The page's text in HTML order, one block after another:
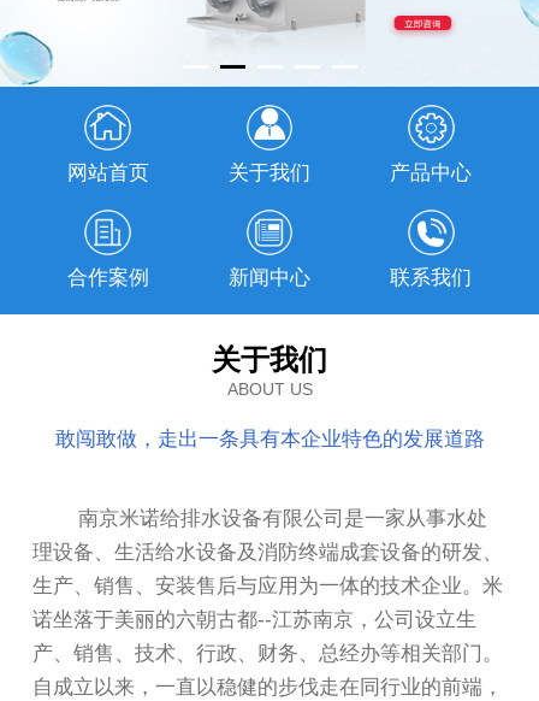
网站首页 关于我们 产品中心
合作案例 新闻中心 联系我们
关于我们
ABOUT US
敢闯敢做，走出一条具有本企业特色的发展道路
南京米诺给排水设备有限公司是一家从事水处
理设备、生活给水设备及消防终端成套设备的研发、
生产、销售、安装售后与应用为一体的技术企业。米
诺坐落于美丽的六朝古都--江苏南京，公司设立生
产、销售、技术、行政、财务、总经办等相关部门。
自成立以来，一直以稳健的步伐走在同行业的前端，